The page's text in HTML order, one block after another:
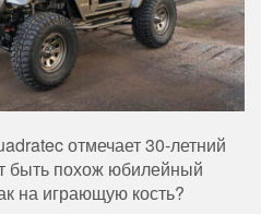
отмечает 30-летний
быть похож юбилейный
на играющую кость?